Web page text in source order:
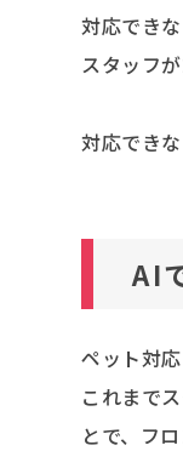
対応でき
スタッフ
対応でき
AI
ペット対
これまで
とで、フ